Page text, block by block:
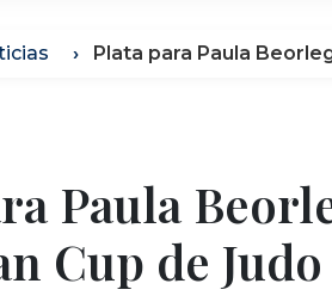
Plata para Paula
Paula
Cup de